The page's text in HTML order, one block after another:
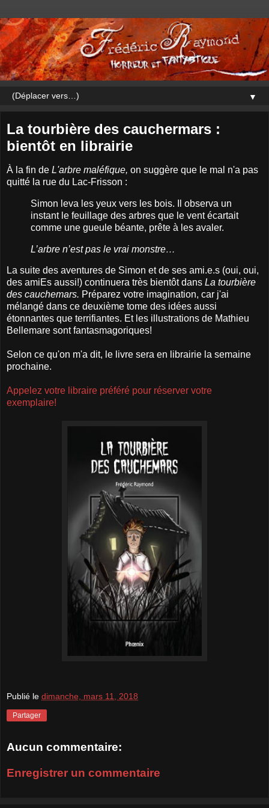
▼
La tourbière des cauchermars :
bientôt en librairie
À la fin de L'arbre maléfique, on suggère que le mal n'a pas
quitté la rue du Lac-Frisson :
Simon leva les yeux vers les bois. Il observa un
instant le feuillage des arbres que le vent écartait
comme une gueule béante, prête à les avaler.
L’arbre n’est pas le vrai monstre…
La suite des aventures de Simon et de ses ami.e.s (oui, oui,
des amiEs aussi!) continuera très bientôt dans La tourbière
des cauchemars. Préparez votre imagination, car j'ai
mélangé dans ce deuxième tome des idées aussi
étonnantes que terrifiantes. Et les illustrations de Mathieu
Bellemare sont fantasmagoriques!
Selon ce qu'on m'a dit, le livre sera en librairie la semaine
prochaine.
Appelez votre libraire préféré pour réserver votre
exemplaire!
Publié le dimanche, mars 11, 2018
Partager
Aucun commentaire:
Enregistrer un commentaire